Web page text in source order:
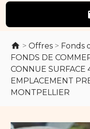
>Offres > Fonds
FONDS DE
CONNUE SURFACE
EMPLACEMENT
MONTPELLIER